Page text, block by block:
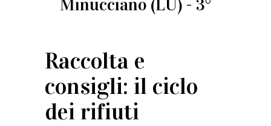
Minucciano (LU) - 3°
Raccolta e
consigli: il ciclo
dei rifiuti